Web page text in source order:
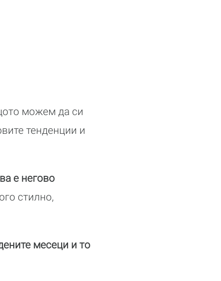
можем да си
тенденции и
е негово
стилно,
месеци и то